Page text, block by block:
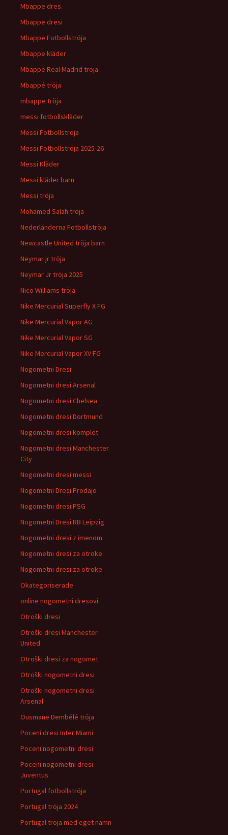
Mbappe dres.
Mbappe dresi
Mbappe Fotbollströja
Mbappe kläder
Mbappe Real Madrid tröja
Mbappé tröja
mbappe tröja
messi fotbollskläder
Messi Fotbollströja
Messi Fotbollströja 2025-26
Messi Kläder
Messi kläder barn
Messi tröja
Mohamed Salah tröja
Nederländerna Fotbollströja
Newcastle United tröja barn
Neymar jr tröja
Neymar Jr tröja 2025
Nico Williams tröja
Nike Mercurial Superfly X FG
Nike Mercurial Vapor AG
Nike Mercurial Vapor SG
Nike Mercurial Vapor XV FG
Nogometni Dresi
Nogometni dresi Arsenal
Nogometni dresi Chelsea
Nogometni dresi Dortmund
Nogometni dresi komplet
Nogometni dresi Manchester
City
Nogometni dresi messi
Nogometni Dresi Prodajo
Nogometni dresi PSG
Nogometni Dresi RB Leipzig
Nogometni dresi z imenom
Nogometni dresi za otroke
Nogometni dresi za otroke
Okategoriserade
online nogometni dresovi
Otroški dresi
Otroški dresi Manchester
United
Otroški dresi za nogomet
Otroški nogometni dresi
Otroški nogometni dresi
Arsenal
Ousmane Dembélé tröja
Poceni dresi Inter Miami
Poceni nogometni dresi
Poceni nogometni dresi
Juventus
Portugal fotbollströja
Portugal tröja 2024
Portugal tröja med eget namn